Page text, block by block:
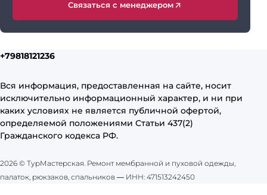
Связаться с менеджером
+79818121236
Вся информация, предоставленная на сайте, носит
исключительно информационный характер, и ни при
каких условиях не является публичной офертой,
определяемой положениями Статьи 437(2)
Гражданского кодекса РФ.
2026 © ТурМастерская. Ремонт мембранной и пуховой одежды,
палаток, рюкзаков, спальников — ИНН: 471513242450